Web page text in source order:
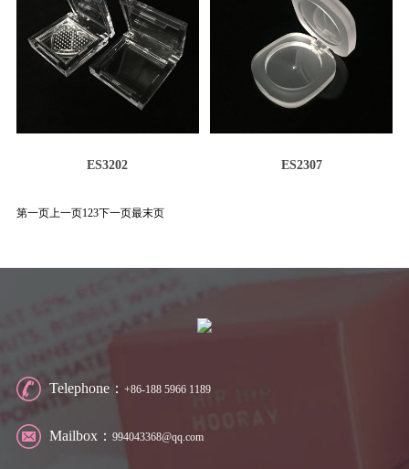
ES3202 ES2307
第一页上一页123下一页最末页
Telephone： +86-188 5966 1189
Mailbox： 994043368@qq.com